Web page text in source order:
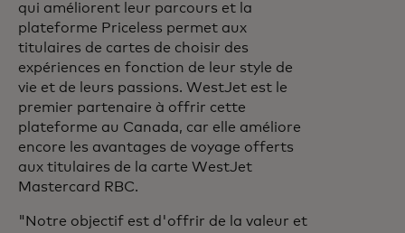
qui améliorent leur parcours et la
plateforme Priceless permet aux
titulaires de cartes de choisir des
expériences en fonction de leur style de
vie et de leurs passions. WestJet est le
premier partenaire à offrir cette
plateforme au Canada, car elle améliore
encore les avantages de voyage offerts
aux titulaires de la carte WestJet
Mastercard RBC.
"Notre objectif est d'offrir de la valeur et